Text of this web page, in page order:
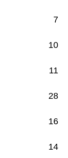
7
10
11
28
16
14